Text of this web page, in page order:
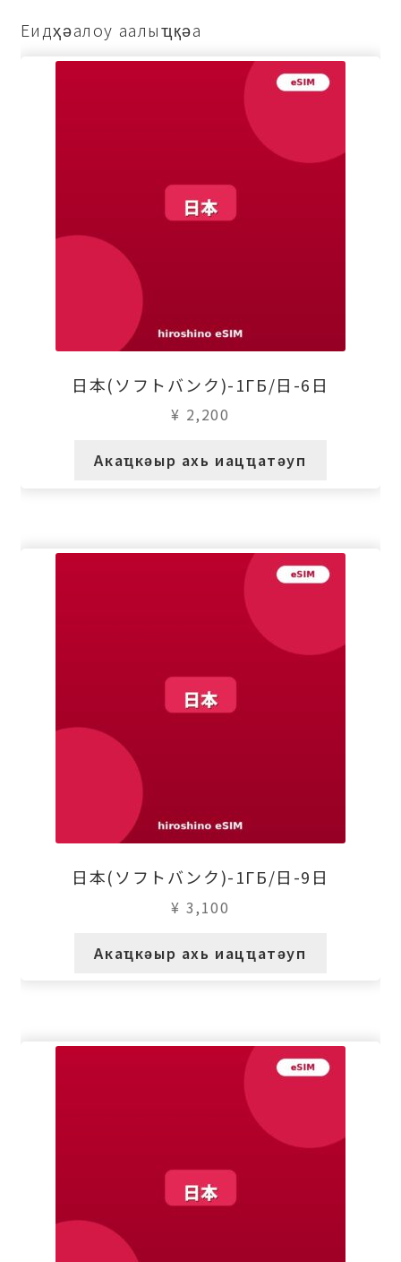
Еидҳәалоу аалыҵқәа
日本(ソフトバンク)-1ГБ/日-6日
¥ 2,200
Акаҵкәыр ахь иацҵатәуп
日本(ソフトバンク)-1ГБ/日-9日
¥ 3,100
Акаҵкәыр ахь иацҵатәуп